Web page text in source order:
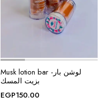
Musk lotion bar -لوشن بار
بزيت المسك
EGP150.00